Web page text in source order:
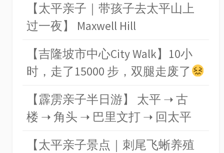
【太平亲子｜带孩子去太平山上
过一夜】 Maxwell Hill
【吉隆坡市中心City Walk】10小
时，走了15000 步，双腿走废了
【霹雳亲子半日游】 太平 ➝ 古
楼 ➝ 角头 ➝ 巴里文打 ➝ 回太平
【太平亲子景点｜刺尾飞蜥养殖